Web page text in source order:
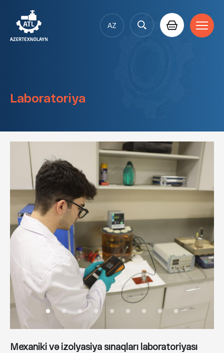
AZ
Laboratoriya
Mexaniki və izolyasiya sınaqları laboratoriyası